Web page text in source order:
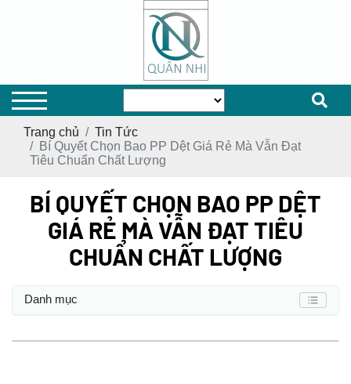
Trang chủ
Tin Tức
Bí Quyết Chọn Bao PP Dệt Giá Rẻ Mà Vẫn Đạt
Tiêu Chuẩn Chất Lượng
BÍ QUYẾT CHỌN BAO PP DỆT
GIÁ RẺ MÀ VẪN ĐẠT TIÊU
CHUẨN CHẤT LƯỢNG
Danh mục